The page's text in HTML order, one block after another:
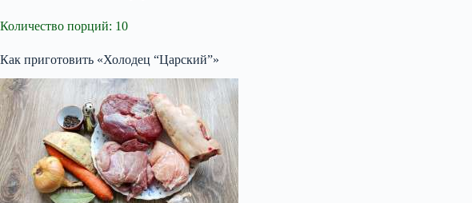
Количество порций: 10
Как приготовить «Холодец “Царский”»